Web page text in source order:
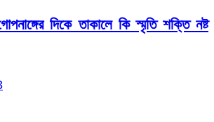
দিকে তাকালে কি স্মৃতি শক্তি নষ্ট